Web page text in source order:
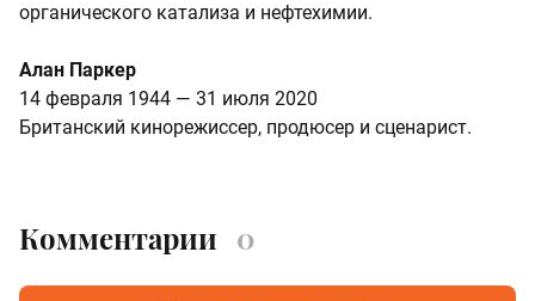
органического катализа и нефтехимии.
Алан Паркер
14 февраля 1944 — 31 июля 2020
Британский кинорежиссер, продюсер и сценарист.
Комментарии 0